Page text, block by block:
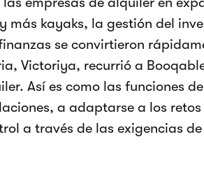
más kayaks, la gestión del
se convirtieron
Victoriya, recurrió a
Así es como las funciones
a adaptarse a los
a través de las exigencias